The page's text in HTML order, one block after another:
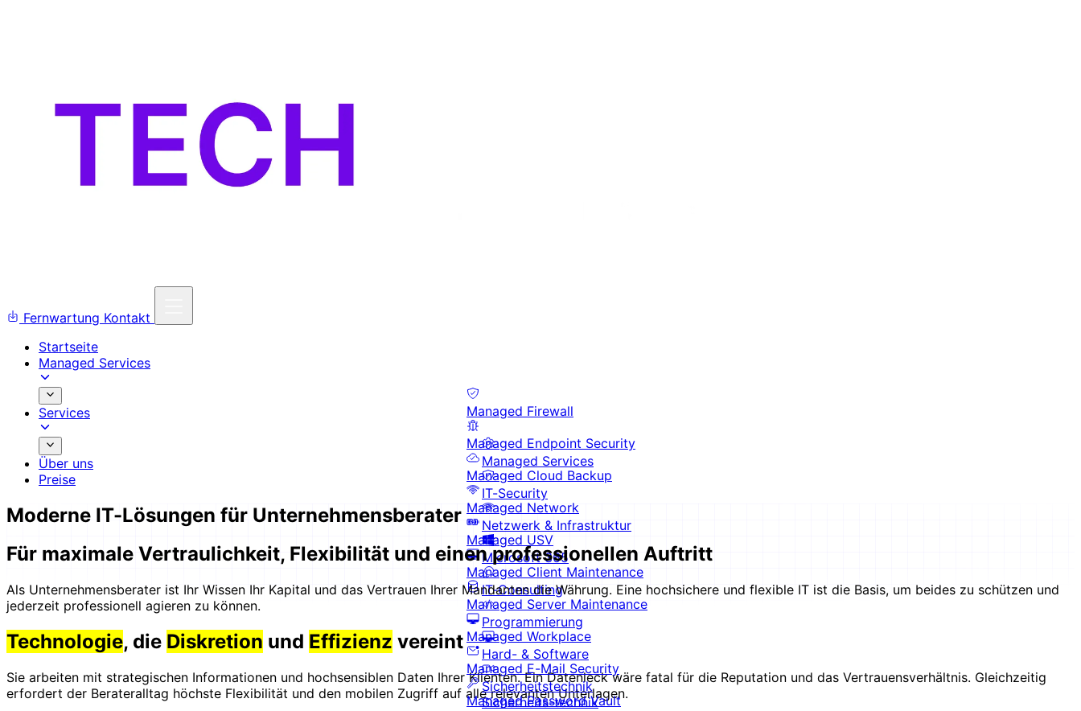
Fernwartung Kontakt
Startseite
Managed Services
Managed Firewall
Managed Endpoint Security
Managed Cloud Backup
Managed Network
Managed USV
Managed Client Maintenance
Managed Server Maintenance
Managed Workplace
Managed E-Mail Security
Managed Password Vault
Services
Managed Services
IT-Security
Netzwerk & Infrastruktur
Microsoft 365
IT-Consulting
Programmierung
Hard- & Software
Sicherheitstechnik
Sicherheits-technik
Über uns
Preise
Moderne IT-Lösungen für Unternehmensberater
Für maximale Vertraulichkeit, Flexibilität und einen professionellen Auftritt
Als Unternehmensberater ist Ihr Wissen Ihr Kapital und das Vertrauen Ihrer Mandanten die Währung. Eine hochsichere und flexible IT ist die Basis, um beides zu schützen und
jederzeit professionell agieren zu können.
Technologie, die Diskretion und Effizienz vereint
Sie arbeiten mit strategischen Informationen und hochsensiblen Daten Ihrer Klienten. Ein Datenleck wäre fatal für die Reputation und das Vertrauensverhältnis. Gleichzeitig
erfordert der Berateralltag höchste Flexibilität und den mobilen Zugriff auf alle relevanten Unterlagen.